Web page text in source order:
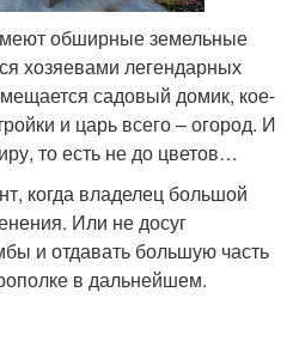
Клумбы на дачном
участке
Клумбы на даче
Клумбы из досок
обширные земельные
хозяевами легендарных
садовый домик, кое-
и царь всего – огород. И
то есть не до цветов…
когда владелец большой
Или не досуг
и отдавать большую часть
в дальнейшем.